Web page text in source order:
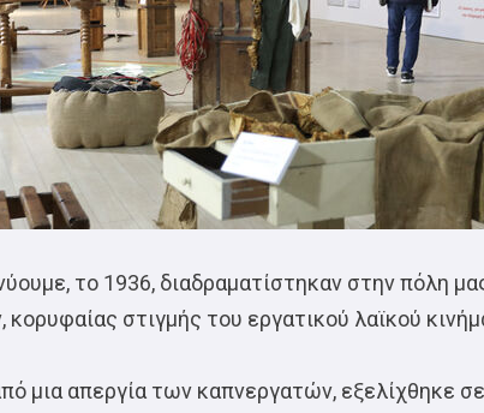
το 1936, διαδραματίστηκαν στην πόλη
στιγμής του εργατικού λαϊκού
μια απεργία των καπνεργατών, εξελίχθηκε